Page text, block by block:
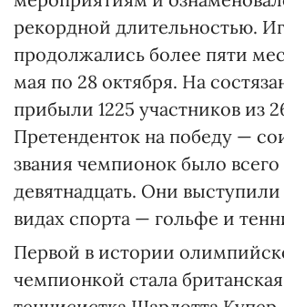
рекордной длительностью.
продолжались более пяти
мая по 28 октября. На
прибыли 1225 участников из
Претенденток на победу —
звания чемпионок было всего
девятнадцать. Они
видах спорта — гольфе и
Первой в истории
чемпионкой стала британская